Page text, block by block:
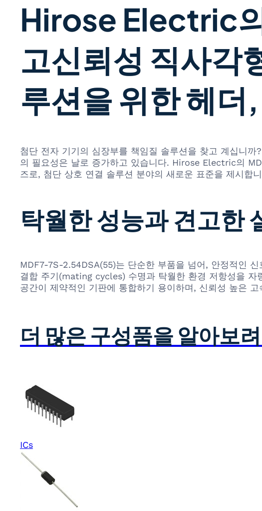
Hirose Electric
고신뢰성 직사각
루션을 위한 헤더
첨단 전자 기기의 심장부를 책임질 솔루션을 찾고 계십니
의 필요성은 날로 증가하고 있습니다. Hirose Electric의
즈로, 첨단 상호 연결 솔루션 분야의 새로운 표준을 제시합
탁월한 성능과 견고한
MDF7-7S-2.54DSA(55)는 단순한 부품을 넘어, 안정적인
결합 주기(mating cycles) 수명과 탁월한 환경 저항성을 자
공간이 제약적인 기판에 통합하기 용이하며, 신뢰성 높은
더 많은 구성품을 알아보
ICs